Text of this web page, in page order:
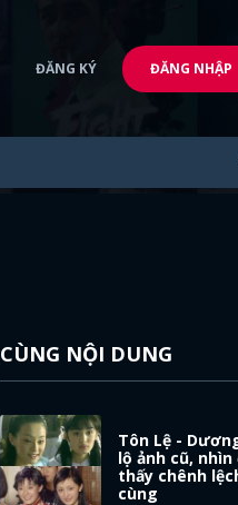
ĐĂNG KÝ ĐĂNG NHẬP
CÙNG NỘI DUNG
Tôn Lệ -
lộ ảnh cũ, nhìn
thấy chênh
cùng